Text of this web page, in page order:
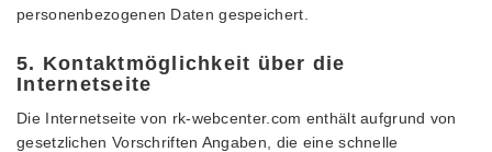
personenbezogenen Daten gespeichert.
5. Kontaktmöglichkeit über die
Internetseite
Die Internetseite von rk-webcenter.com enthält aufgrund von
gesetzlichen Vorschriften Angaben, die eine schnelle